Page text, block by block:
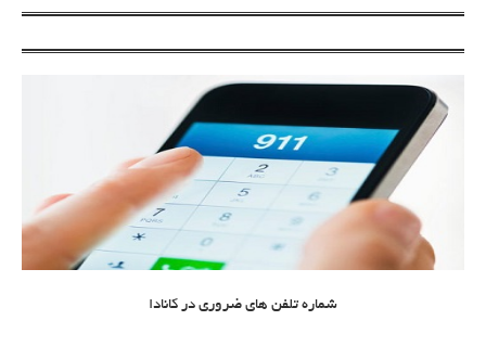
شماره تلفن های ضروری در کانادا